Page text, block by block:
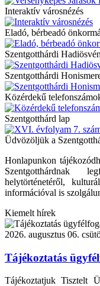
Interaktív városnézés
Eladó, bérbeadó
Szentgotthárdi
Szentgotthárdi
Közérdekű
Szentgotthárd lap
Üdvözöljük a
Honlapunkon
Szentgotthárdnak
helytörténetéről,
információval is
Kiemelt hírek
2026. augusztus 06.
Tájékoztatás
Tájékoztatjuk Tisztelt